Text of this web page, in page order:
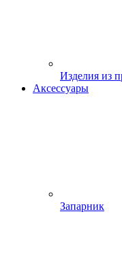
Изделия из
Аксессуары
Запарник